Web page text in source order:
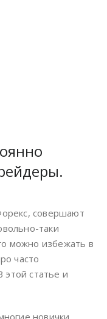
совершают
таки
можно избежать в
часто
статье и
новички